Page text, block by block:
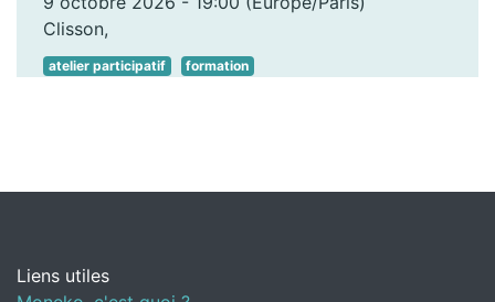
Clisson,
atelier participatif formation
Liens utiles